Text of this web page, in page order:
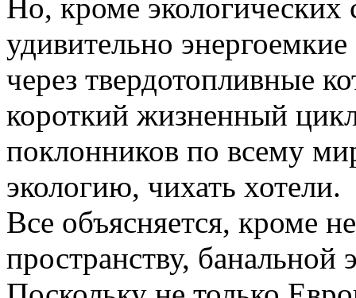
Но, кроме экологических
удивительно
через твердотопливные
короткий жизненный
поклонников по всему
экологию, чихать хотели.
Все объясняется, кроме
пространству,